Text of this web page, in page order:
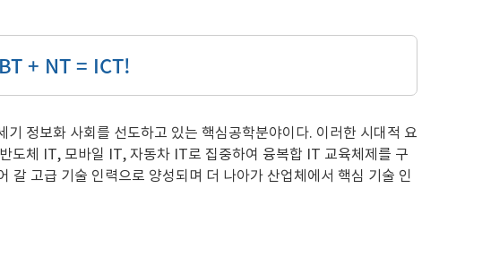
+ NT = ICT!
정보화 사회를 선도하고 있는 핵심공학분야이다. 이러한 시대적 요
도체 IT, 모바일 IT, 자동차 IT로 집중하여 융복합 IT 교육체제를 구
고급 기술 인력으로 양성되며 더 나아가 산업체에서 핵심 기술 인